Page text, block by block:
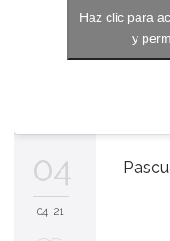
Haz clic para
y
04
04 '21